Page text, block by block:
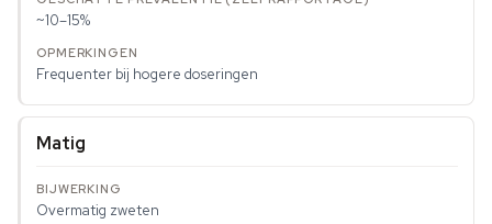
~10–15%
Frequenter bij hogere doseringen
Matig
Overmatig zweten